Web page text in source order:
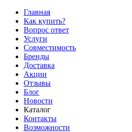
Главная
Как купить?
Вопрос ответ
Услуги
Совместимость
Бренды
Доставка
Акции
Отзывы
Блог
Новости
Каталог
Контакты
Возможности